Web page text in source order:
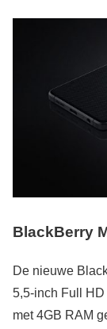
BlackBerry
De nieuwe
5,5-inch Full
met 4GB RAM